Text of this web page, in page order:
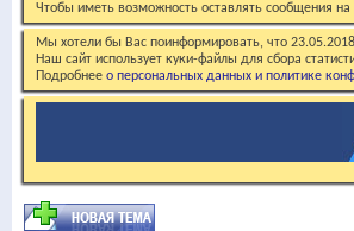
Чтобы иметь возможность оставлять сообщения
Мы хотели бы Вас поинформировать, что
Наш сайт использует куки-файлы для сбора
Подробнее о персональных данных и политике